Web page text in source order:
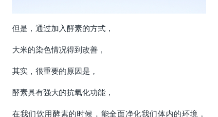
但是，通过加入酵素的方式，
大米的染色情况得到改善，
其实，很重要的原因是，
酵素具有强大的抗氧化功能，
在我们饮用酵素的时候，能全面净化我们体内的环境，